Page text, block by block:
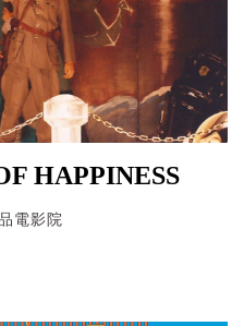
HAPPINESS
電影院